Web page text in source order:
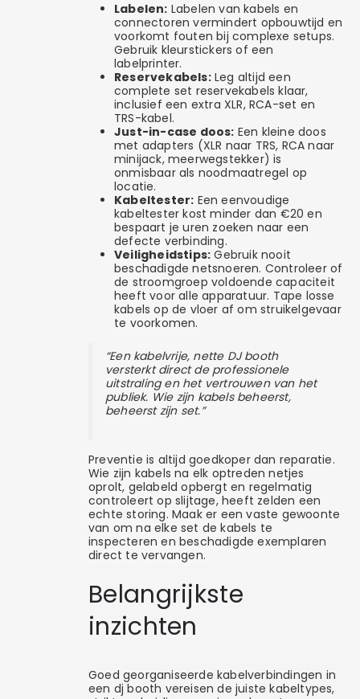
Labelen: Labelen van kabels en
connectoren vermindert opbouwtijd en
voorkomt fouten bij complexe setups.
Gebruik kleurstickers of een
labelprinter.
Reservekabels:Leg altijd een
complete set reservekabels klaar,
inclusief een extra XLR, RCA-set en
TRS-kabel.
Just-in-case doos: Een kleine doos
met adapters (XLR naar TRS, RCA naar
minijack, meerwegstekker) is
onmisbaar als noodmaatregel op
locatie.
Kabeltester: Een eenvoudige
kabeltester kost minder dan €20 en
bespaart je uren zoeken naar een
defecte verbinding.
Veiligheidstips: Gebruik nooit
beschadigde netsnoeren. Controleer of
de stroomgroep voldoende capaciteit
heeft voor alle apparatuur. Tape losse
kabels op de vloer af om struikelgevaar
te voorkomen.
“Een kabelvrije, nette DJ booth
versterkt direct de professionele
uitstraling en het vertrouwen van het
publiek. Wie zijn kabels beheerst,
beheerst zijn set.”
Preventie is altijd goedkoper dan reparatie.
Wie zijn kabels na elk optreden netjes
oprolt, gelabeld opbergt en regelmatig
controleert op slijtage, heeft zelden een
echte storing. Maak er een vaste gewoonte
van om na elke set de kabels te
inspecteren en beschadigde exemplaren
direct te vervangen.
Belangrijkste
inzichten
Goed georganiseerde kabelverbindingen in
een dj booth vereisen de juiste kabeltypes,